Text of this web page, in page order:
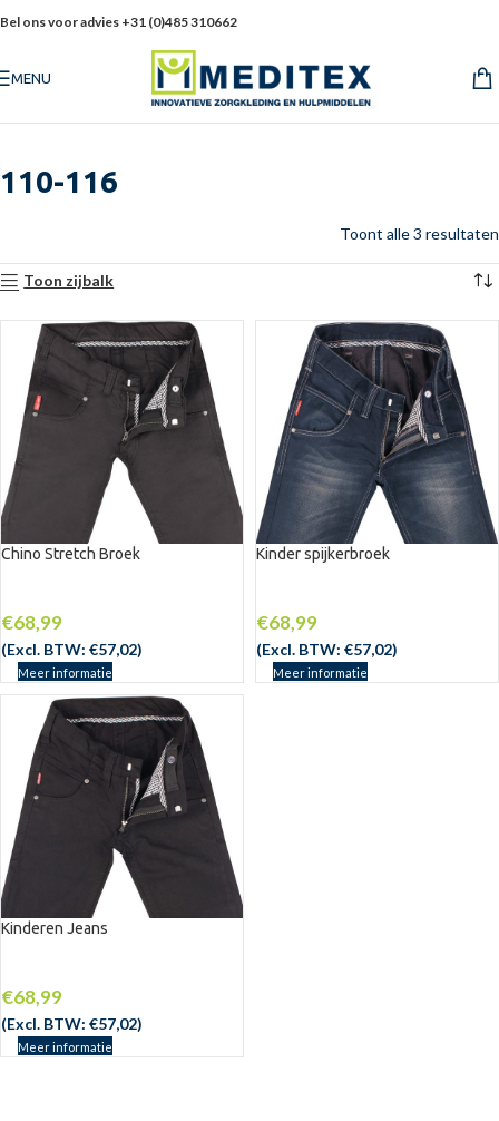
Bel ons voor advies +31 (0)485 310662
MENU
110-116
Toont alle 3 resultaten
Toon zijbalk
Chino Stretch Broek
€68,99
(Excl. BTW: €57,02)
Meer informatie
Kinder spijkerbroek
€68,99
(Excl. BTW: €57,02)
Meer informatie
Kinderen Jeans
€68,99
(Excl. BTW: €57,02)
Meer informatie